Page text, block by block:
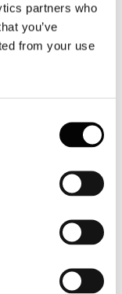
partners who
you’ve
from your use